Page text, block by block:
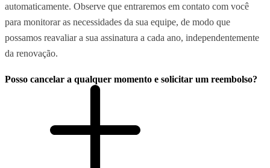
automaticamente. Observe que entraremos em contato com você
para monitorar as necessidades da sua equipe, de modo que
possamos reavaliar a sua assinatura a cada ano, independentemente
da renovação.
Posso cancelar a qualquer momento e solicitar um reembolso?